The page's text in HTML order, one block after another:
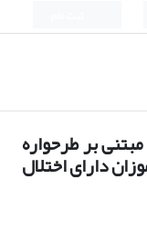
بر طرحواره
دارای اختلال